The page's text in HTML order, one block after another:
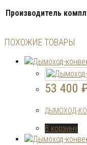
Производитель
ПОХОЖИЕ ТОВАРЫ
53 400
ДЫМОХОД-
В корзину